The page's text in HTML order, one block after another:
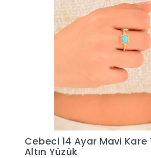
Cebeci 14 Ayar Renkli Altın